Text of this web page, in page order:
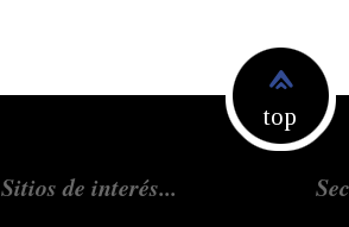
top
Sitios de interés...